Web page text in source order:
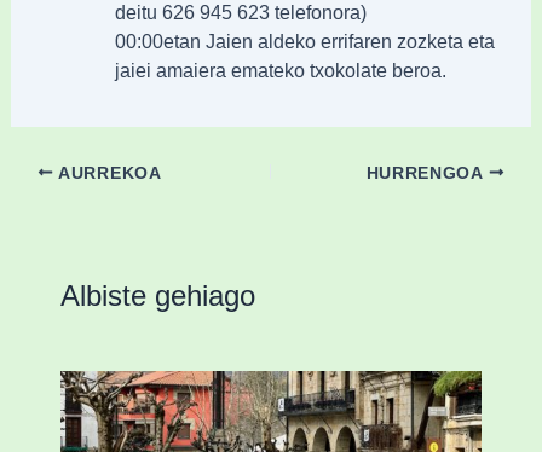
deitu 626 945 623 telefonora)
00:00etan Jaien aldeko errifaren zozketa eta
jaiei amaiera emateko txokolate beroa.
AURREKOA HURRENGOA
Albiste gehiago